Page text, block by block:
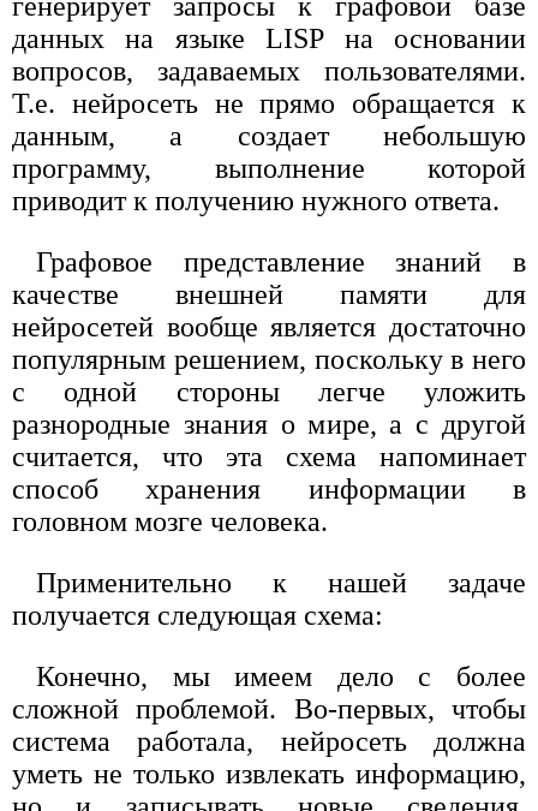
данных на языке LISP на основании
вопросов, задаваемых пользователями.
Т.е. нейросеть не прямо обращается к
данным, а создает небольшую
программу, выполнение которой
приводит к получению нужного ответа.
Графовое представление знаний в
качестве внешней памяти для
нейросетей вообще является достаточно
популярным решением, поскольку в него
с одной стороны легче уложить
разнородные знания о мире, а с другой
считается, что эта схема напоминает
способ хранения информации в
головном мозге человека.
Применительно к нашей задаче
получается следующая схема:
Конечно, мы имеем дело с более
сложной проблемой. Во-первых, чтобы
система работала, нейросеть должна
уметь не только извлекать информацию,